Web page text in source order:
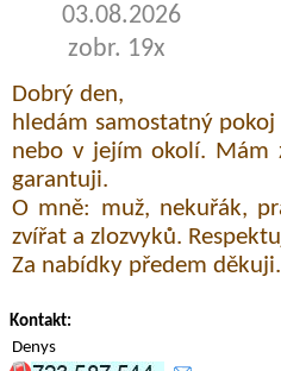
03.08.2026
zobr. 19x
Dobrý den,
hledám samostatný
nebo v jejím okolí. Mám
garantuji.
O mně: muž, nekuřák,
zvířat a zlozvyků.
Za nabídky předem
Kontakt:
Denys